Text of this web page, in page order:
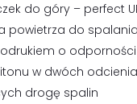
do góry – perfect
powietrza do
o odporności
w dwóch
drogę spalin